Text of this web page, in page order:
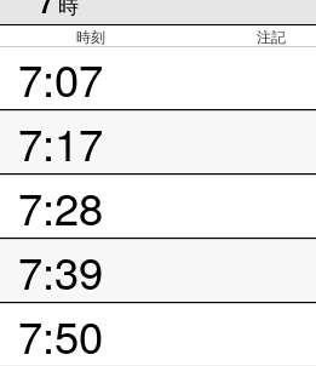
時刻 注記
7:07
7:17
7:28
7:39
7:50